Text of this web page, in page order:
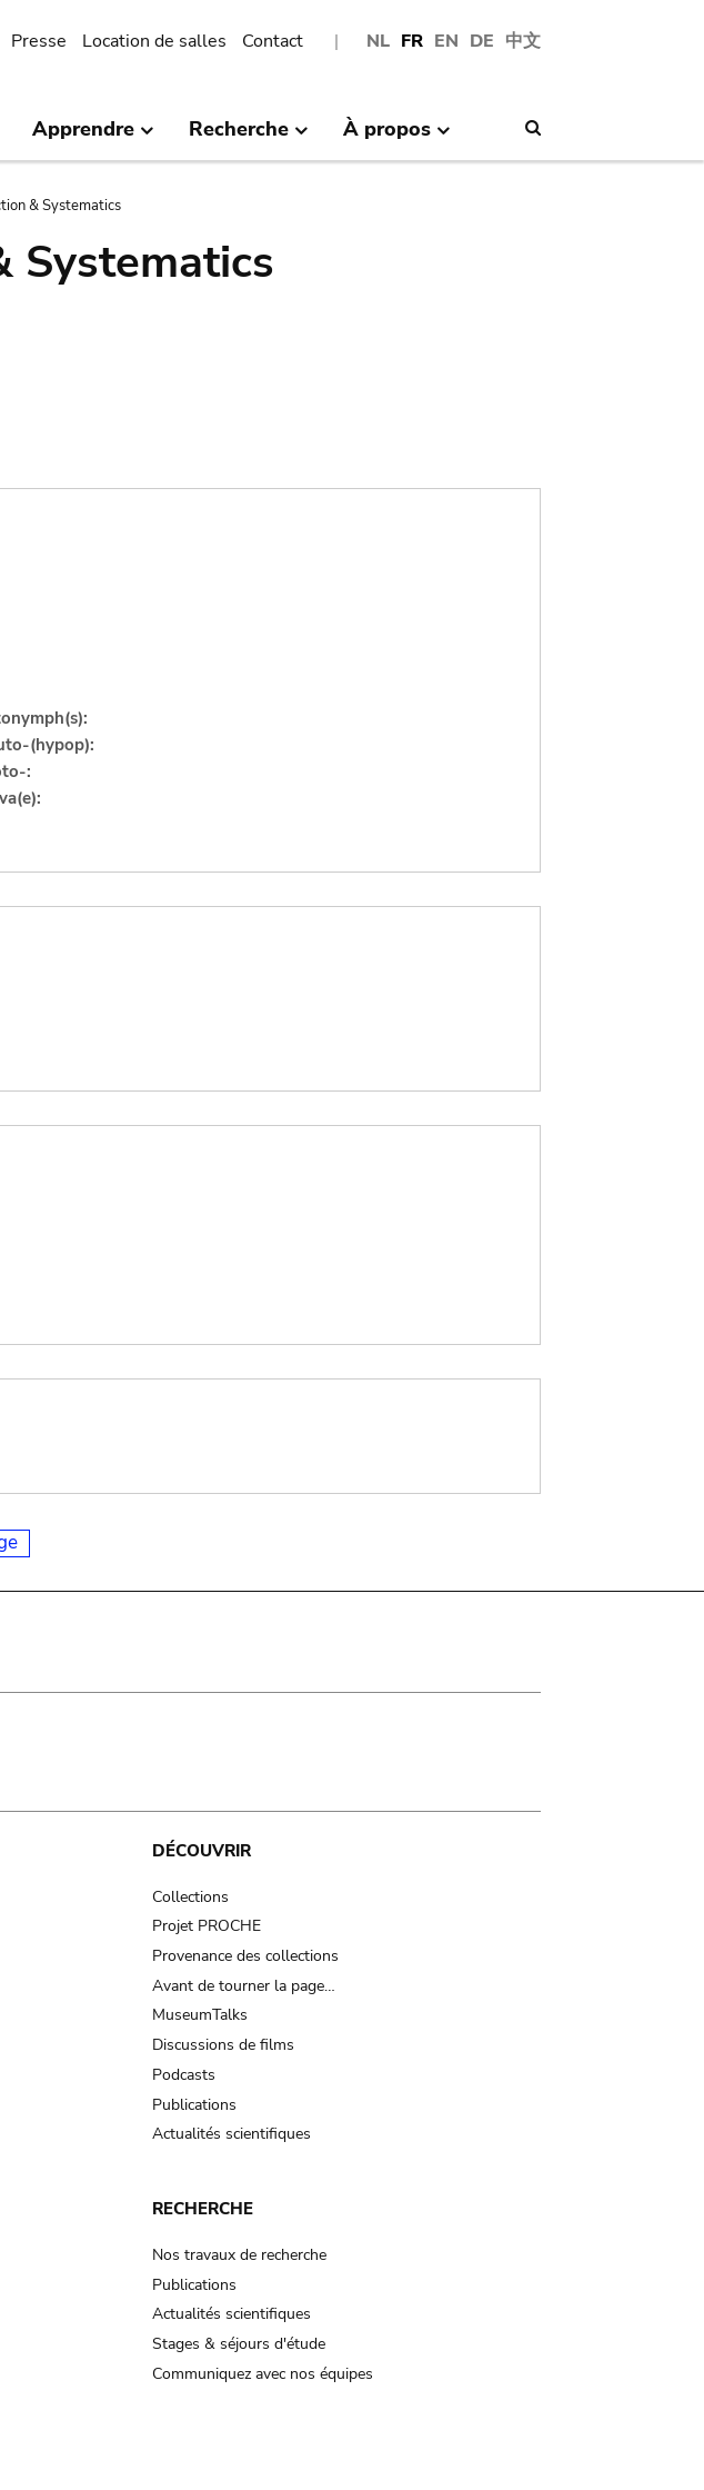
NL FR EN DE 中文
Presse Location de salles Contact
Apprendre Recherche À propos
& Systematics
Systematics
(hypop):
:
DÉCOUVRIR
Collections
Projet PROCHE
Provenance des collections
Avant de tourner la page…
MuseumTalks
Discussions de films
Podcasts
Publications
Actualités scientifiques
RECHERCHE
Nos travaux de recherche
Publications
Actualités scientifiques
Stages & séjours d'étude
Communiquez avec nos équipes